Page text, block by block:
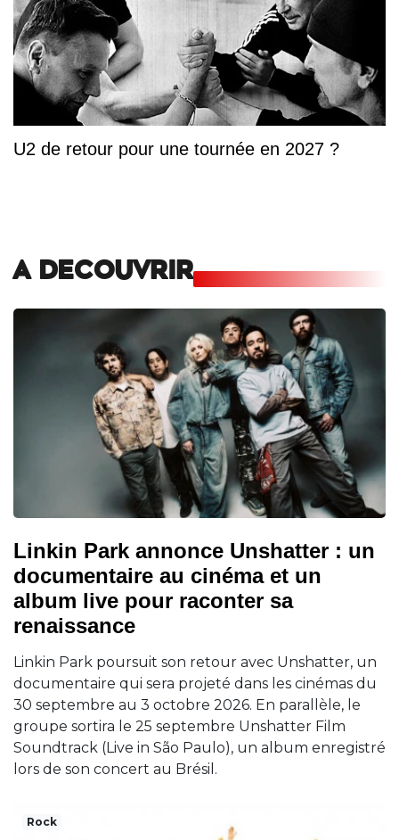
U2 de retour pour une tournée en 2027 ?
A DECOUVRIR
Linkin Park annonce Unshatter : un
documentaire au cinéma et un
album live pour raconter sa
renaissance
Linkin Park poursuit son retour avec Unshatter, un
documentaire qui sera projeté dans les cinémas du
30 septembre au 3 octobre 2026. En parallèle, le
groupe sortira le 25 septembre Unshatter Film
Soundtrack (Live in São Paulo), un album enregistré
lors de son concert au Brésil.
Rock